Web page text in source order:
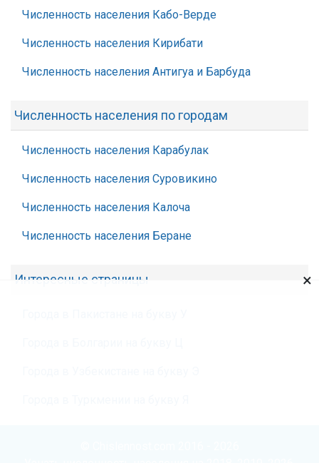
Численность населения Кабо-Верде
Численность населения Кирибати
Численность населения Антигуа и Барбуда
Численность населения по городам
Численность населения Карабулак
Численность населения Суровикино
Численность населения Калоча
Численность населения Беране
Интересные страницы ×